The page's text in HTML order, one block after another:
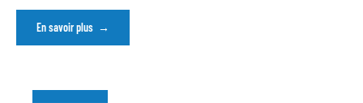
En savoir plus